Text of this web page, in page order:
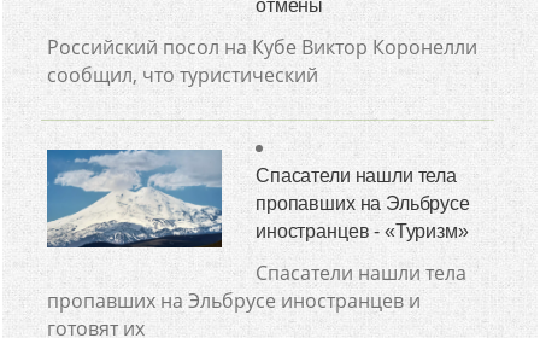
отмены
Российский посол на Кубе Виктор Коронелли
сообщил, что туристический
Спасатели нашли тела
пропавших на Эльбрусе
иностранцев - «Туризм»
Спасатели нашли тела
пропавших на Эльбрусе иностранцев и
готовят их